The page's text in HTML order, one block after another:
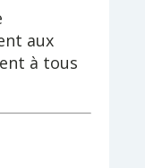
aux
à tous